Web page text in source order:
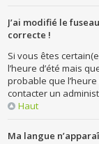
J’ai modifié le
correcte !
Si vous êtes
l’heure d’été mais
probable que
contacter un
Haut
Ma langue